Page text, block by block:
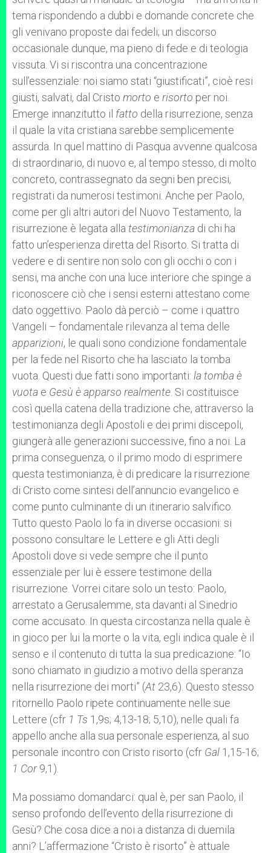
tema rispondendo a dubbi e domande concrete che
gli venivano proposte dai fedeli; un discorso
occasionale dunque, ma pieno di fede e di teologia
vissuta. Vi si riscontra una concentrazione
sull’essenziale: noi siamo stati “giustificati”, cioè resi
giusti, salvati, dal Cristo morto e risorto per noi.
Emerge innanzitutto il fatto della risurrezione, senza
il quale la vita cristiana sarebbe semplicemente
assurda. In quel mattino di Pasqua avvenne qualcosa
di straordinario, di nuovo e, al tempo stesso, di molto
concreto, contrassegnato da segni ben precisi,
registrati da numerosi testimoni. Anche per Paolo,
come per gli altri autori del Nuovo Testamento, la
risurrezione è legata alla testimonianza di chi ha
fatto un’esperienza diretta del Risorto. Si tratta di
vedere e di sentire non solo con gli occhi o con i
sensi, ma anche con una luce interiore che spinge a
riconoscere ciò che i sensi esterni attestano come
dato oggettivo. Paolo dà perciò – come i quattro
Vangeli – fondamentale rilevanza al tema delle
apparizioni, le quali sono condizione fondamentale
per la fede nel Risorto che ha lasciato la tomba
vuota. Questi due fatti sono importanti: la tomba è
vuota e Gesù è apparso realmente . Si costituisce
così quella catena della tradizione che, attraverso la
testimonianza degli Apostoli e dei primi discepoli,
giungerà alle generazioni successive, fino a noi. La
prima conseguenza, o il primo modo di esprimere
questa testimonianza, è di predicare la risurrezione
di Cristo come sintesi dell’annuncio evangelico e
come punto culminante di un itinerario salvifico.
Tutto questo Paolo lo fa in diverse occasioni: si
possono consultare le Lettere e gli Atti degli
Apostoli dove si vede sempre che il punto
essenziale per lui è essere testimone della
risurrezione. Vorrei citare solo un testo: Paolo,
arrestato a Gerusalemme, sta davanti al Sinedrio
come accusato. In questa circostanza nella quale è
in gioco per lui la morte o la vita, egli indica quale è il
senso e il contenuto di tutta la sua predicazione: “Io
sono chiamato in giudizio a motivo della speranza
nella risurrezione dei morti” (At 23,6). Questo stesso
ritornello Paolo ripete continuamente nelle sue
Lettere (cfr 1 Ts 1,9s; 4,13-18; 5,10), nelle quali fa
appello anche alla sua personale esperienza, al suo
personale incontro con Cristo risorto (cfr Gal 1,15-16;
1 Cor9,1).
Ma possiamo domandarci: qual è, per san Paolo, il
senso profondo dell’evento della risurrezione di
Gesù? Che cosa dice a noi a distanza di duemila
anni? L’affermazione “Cristo è risorto” è attuale